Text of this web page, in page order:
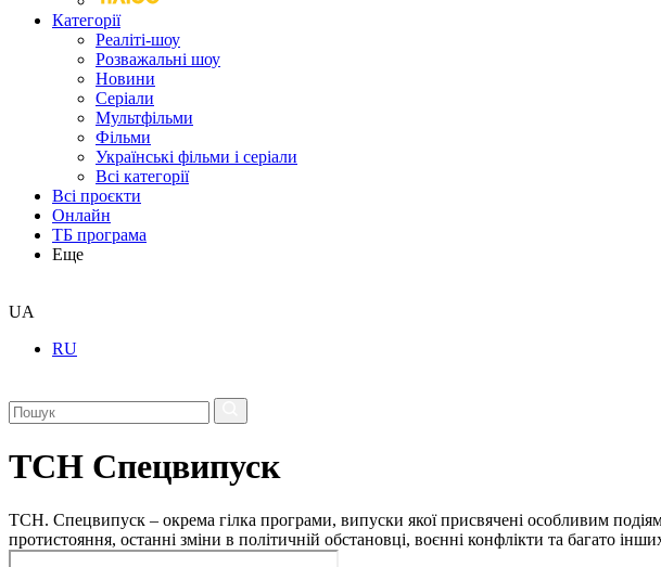
Категорії
Реаліті-шоу
Розважальні шоу
Новини
Серіали
Мультфільми
Фільми
Українські фільми і серіали
Всі категорії
Всі проєкти
Онлайн
ТБ програма
Еще
UA
RU
ТСН Спецвипуск
ТСН. Спецвипуск – окрема гілка програми, випуски якої присвячені особливим
протистояння, останні зміни в політичній обстановці, воєнні конфлікти та багато